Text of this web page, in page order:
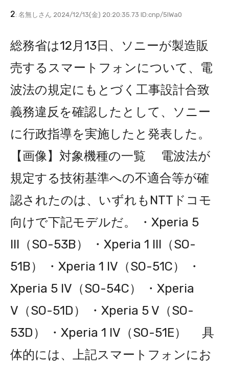
2: 名無しさん 2024/12/13(金) 20:20:35.73 ID:cnp/5lWa0
総務省は12月13日、ソニーが製造販
売するスマートフォンについて、電
波法の規定にもとづく工事設計合致
義務違反を確認したとして、ソニー
に行政指導を実施したと発表した。
【画像】対象機種の一覧 電波法が
規定する技術基準への不適合等が確
認されたのは、いずれもNTTドコモ
向けで下記モデルだ。 ・Xperia 5
III（SO-53B） ・Xperia 1 III（SO-
51B） ・Xperia 1 IV（SO-51C） ・
Xperia 5 IV（SO-54C） ・Xperia
V（SO-51D） ・Xperia 5 V（SO-
53D） ・Xperia 1 IV（SO-51E） 具
体的には、上記スマートフォンにお